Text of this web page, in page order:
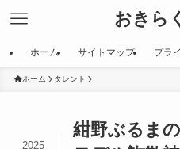
おきら
ホーム サイトマップ プラ
ホーム タレント
紺野ぶるま
2025